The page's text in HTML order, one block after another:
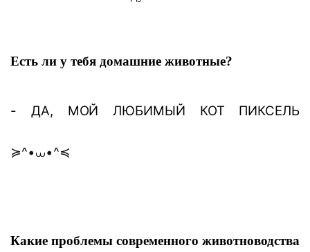
Есть ли у тебя домашние животные?
- ДА, МОЙ ЛЮБИМЫЙ КОТ ПИКСЕЛЬ
≽^•⩊•^≼
Какие проблемы современного животноводства